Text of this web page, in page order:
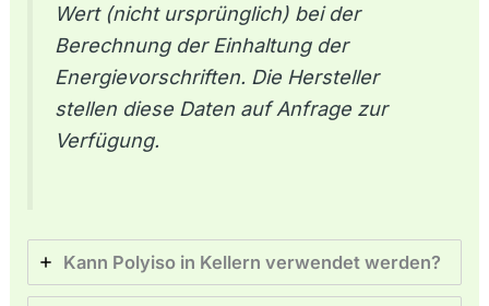
Wert(nicht ursprünglich) bei der
Berechnung der Einhaltung der
Energievorschriften. Die Hersteller
stellen diese Daten auf Anfrage zur
Verfügung.
Kann Polyiso in Kellern verwendet werden?